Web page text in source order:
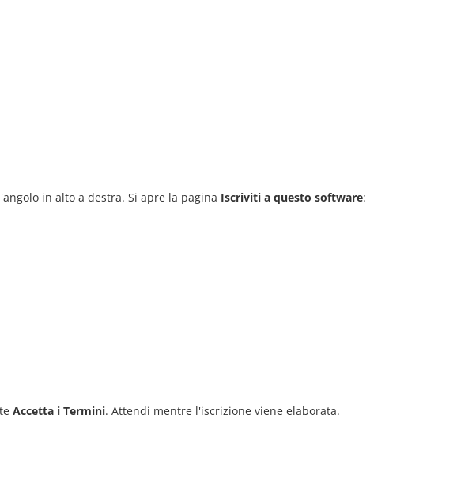
in alto a destra. Si apre la pagina Iscriviti a questo software:
Accetta i Termini. Attendi mentre l'iscrizione viene elaborata.